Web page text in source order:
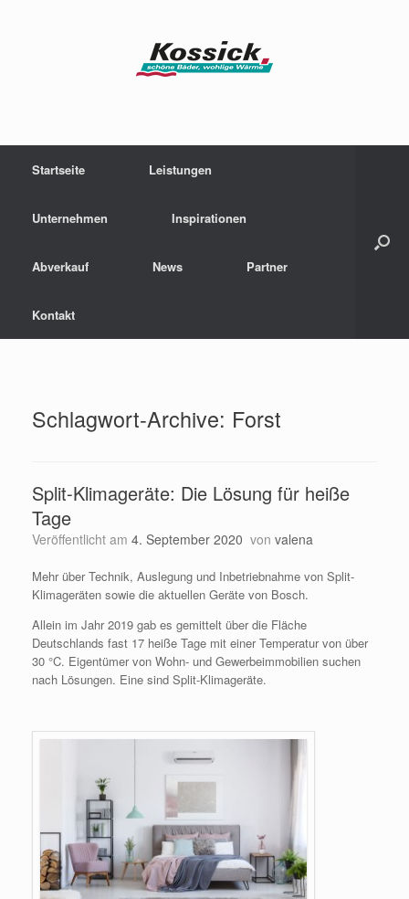
Startseite Leistungen
Unternehmen Inspirationen
Abverkauf News Partner
Kontakt
Schlagwort-Archive: Forst
Split-Klimageräte: Die Lösung für heiße
Tage
Veröffentlicht am 4. September 2020 von valena
Mehr über Technik, Auslegung und Inbetriebnahme von Split-
Klimageräten sowie die aktuellen Geräte von Bosch.
Allein im Jahr 2019 gab es gemittelt über die Fläche
Deutschlands fast 17 heiße Tage mit einer Temperatur von über
30 °C. Eigentümer von Wohn- und Gewerbeimmobilien suchen
nach Lösungen. Eine sind Split-Klimageräte.